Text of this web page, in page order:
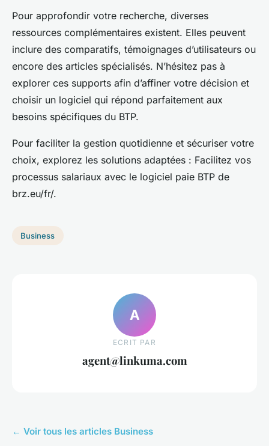
Pour approfondir votre recherche, diverses
ressources complémentaires existent. Elles peuvent
inclure des comparatifs, témoignages d’utilisateurs ou
encore des articles spécialisés. N’hésitez pas à
explorer ces supports afin d’affiner votre décision et
choisir un logiciel qui répond parfaitement aux
besoins spécifiques du BTP.
Pour faciliter la gestion quotidienne et sécuriser votre
choix, explorez les solutions adaptées : Facilitez vos
processus salariaux avec le logiciel paie BTP de
brz.eu/fr/.
Business
A
ECRIT PAR
agent@linkuma.com
← Voir tous les articles Business